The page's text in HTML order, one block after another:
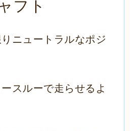
フト
ニュートラルなポジ
スルーで走らせるよ